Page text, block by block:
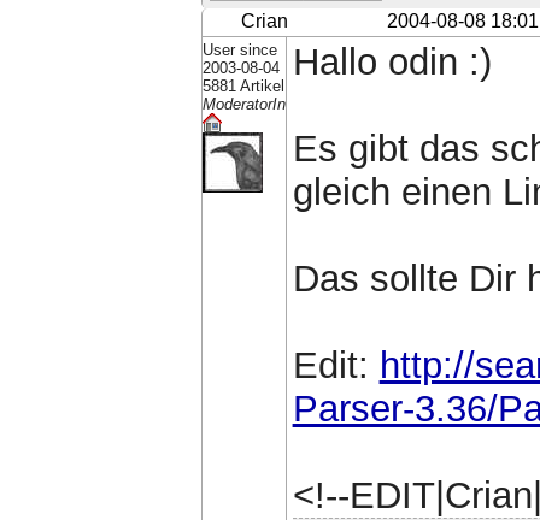
Crian 2004-08-08 18:01
User since
2003-08-04
5881 Artikel
ModeratorIn
Hallo odin :)
Es gibt das
gleich einen
Das sollte Dir
Edit: http://
Parser-3.36/
<!--